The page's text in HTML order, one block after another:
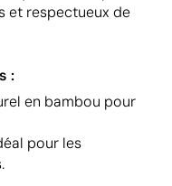
et respectueux de
:
en bambou pour
pour les